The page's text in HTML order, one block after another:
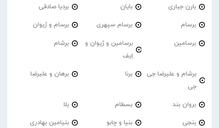
بارن جباری بایان بردیا صادقی
برسام برسام سپهری برسام و ژیوان
برسامین
برسامین و ژیوان و
اِیف
برشام
برشام و علیرضا جی
جی
برنا برهان و علیرضا
بروان بند بسطام بلا
بنجی بنیا و چابو بنیامین بهادری